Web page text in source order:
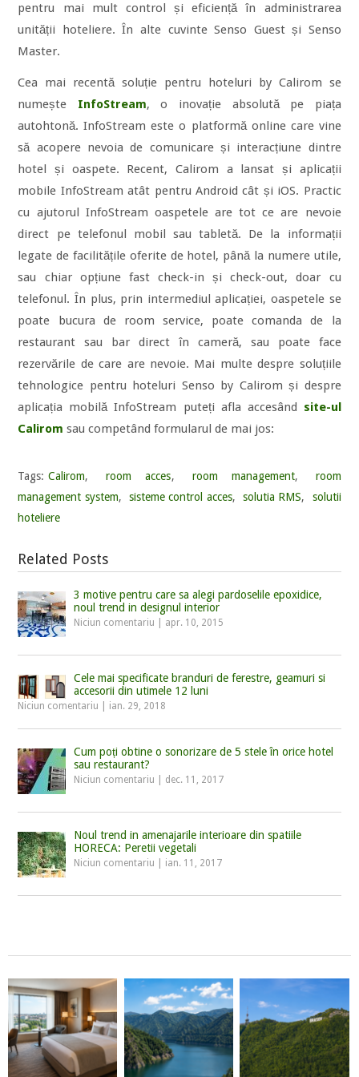
pentru mai mult control și eficiență în administrarea
unității hoteliere. În alte cuvinte Senso Guest și Senso
Master.
Cea mai recentă soluție pentru hoteluri by Calirom se
numește InfoStream, o inovație absolută pe piața
autohtonă. InfoStream este o platformă online care vine
să acopere nevoia de comunicare și interacțiune dintre
hotel și oaspete. Recent, Calirom a lansat și aplicații
mobile InfoStream atât pentru Android cât și iOS. Practic
cu ajutorul InfoStream oaspetele are tot ce are nevoie
direct pe telefonul mobil sau tabletă. De la informații
legate de facilitățile oferite de hotel, până la numere utile,
sau chiar opțiune fast check-in și check-out, doar cu
telefonul. În plus, prin intermediul aplicației, oaspetele se
poate bucura de room service, poate comanda de la
restaurant sau bar direct în cameră, sau poate face
rezervările de care are nevoie. Mai multe despre soluțiile
tehnologice pentru hoteluri Senso by Calirom și despre
aplicația mobilă InfoStream puteți afla accesând site-ul
Calirom sau competând formularul de mai jos:
Tags: Calirom, room acces, room management,
room
management system, sisteme control acces, solutia RMS,
solutii
hoteliere
Related Posts
3 motive pentru care sa alegi pardoselile epoxidice,
noul trend in designul interior
Niciun comentariu apr. 10, 2015
Cele mai specificate branduri de ferestre, geamuri si
accesorii din utimele 12 luni
Niciun comentariu ian. 29, 2018
Cum poți obtine o sonorizare de 5 stele în orice hotel
sau restaurant?
Niciun comentariu dec. 11, 2017
Noul trend in amenajarile interioare din spatiile
HORECA: Peretii vegetali
Niciun comentariu ian. 11, 2017